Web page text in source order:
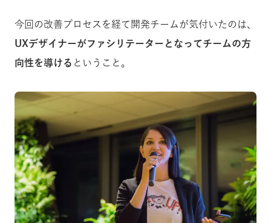
今回の改善プロセスを経て開発チームが気付いたのは、
UXデザイナーがファシリテーターとなってチームの方
向性を導ける ということ。